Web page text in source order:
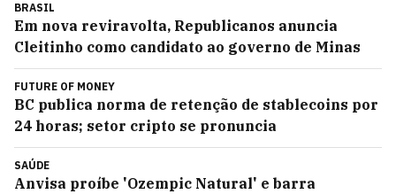
BRASIL
Em nova reviravolta, Republicanos anuncia
Cleitinho como candidato ao governo de Minas
FUTURE OF MONEY
BC publica norma de retenção de stablecoins por
24 horas; setor cripto se pronuncia
SAÚDE
Anvisa proíbe 'Ozempic Natural' e barra